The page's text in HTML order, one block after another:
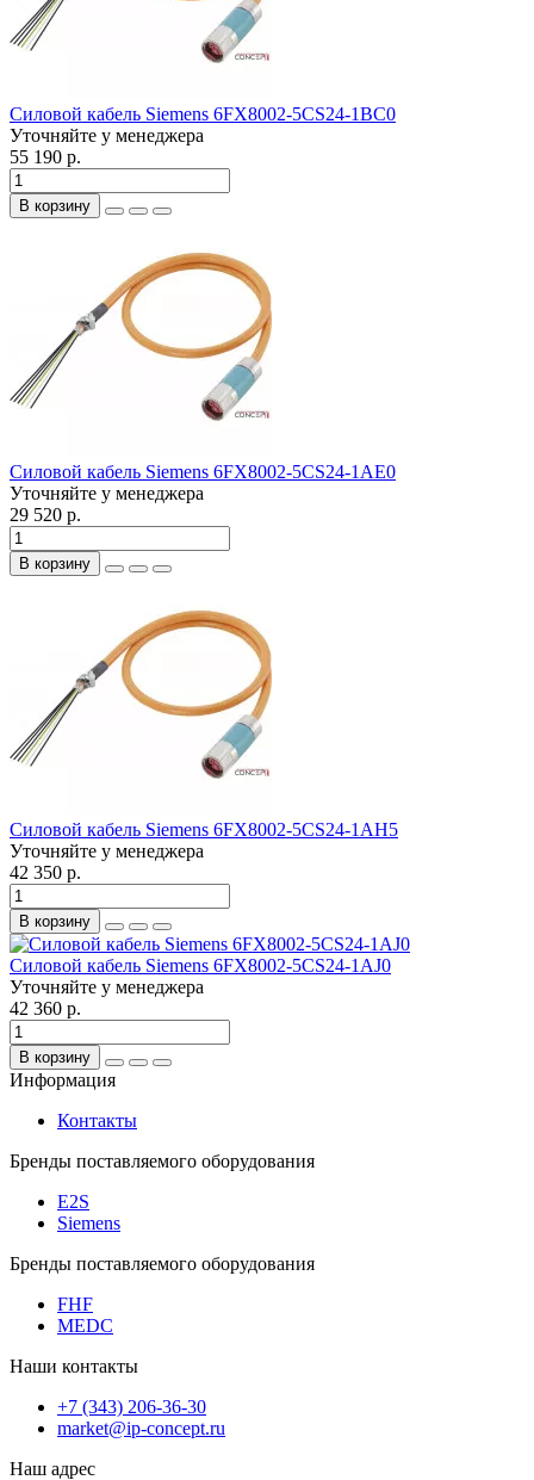
Силовой кабель Siemens 6FX8002-5CS24-1BC0
Уточняйте у менеджера
55 190 р.
В корзину
Силовой кабель Siemens 6FX8002-5CS24-1AE0
Уточняйте у менеджера
29 520 р.
В корзину
Силовой кабель Siemens 6FX8002-5CS24-1AH5
Уточняйте у менеджера
42 350 р.
В корзину
Силовой кабель Siemens 6FX8002-5CS24-1AJ0
Уточняйте у менеджера
42 360 р.
В корзину
Информация
Контакты
Бренды поставляемого оборудования
E2S
Siemens
Бренды поставляемого оборудования
FHF
MEDC
Наши контакты
+7 (343) 206-36-30
market@ip-concept.ru
Наш адрес